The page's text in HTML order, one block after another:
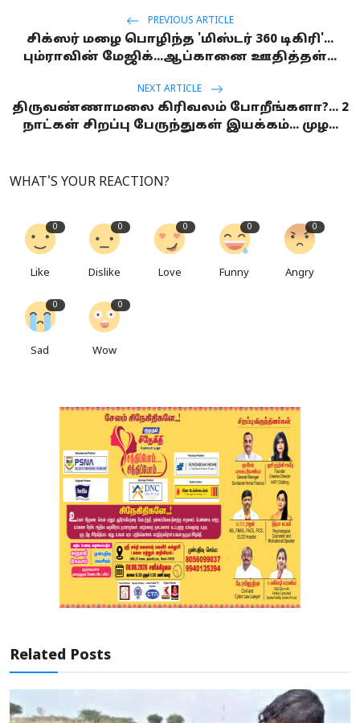
PREVIOUS ARTICLE
சிக்ஸர் மழை பொழிந்த 'மிஸ்டர் 360 டிகிரி'...
பும்ராவின் மேஜிக்...ஆப்கானை ஊதித்தள்...
NEXT ARTICLE
திருவண்ணாமலை கிரிவலம் போறீங்களா?... 2
நாட்கள் சிறப்பு பேருந்துகள் இயக்கம்... முழ...
WHAT'S YOUR REACTION?
0
Like
0
Dislike
0
Love
0
Funny
0
Angry
0
Sad
0
Wow
Related Posts